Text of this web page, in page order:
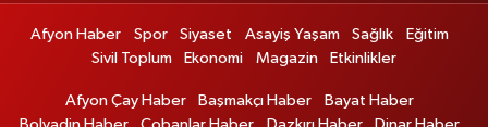
Afyon Haber Spor Siyaset Asayiş Yaşam Sağlık
Eğitim
Sivil Toplum
Ekonomi Magazin Etkinlikler
Afyon Çay Haber Başmakçı Haber
Bayat Haber